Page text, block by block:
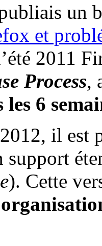
un
et
2011
Process,
6
il est
support
). Cette